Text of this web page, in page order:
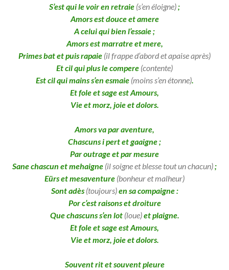
S’est qui le voir en retraie (s’en éloigne);
Amors est douce et amere
A celui qui bien l’essaie ;
Amors est marratre et mere,
Primes bat et puis rapaie (il frappe d’abord et apaise après)
Et cil qui plus le compere (contente)
Est cil qui mains s’en esmaie (moins s’en étonne).
Et fole et sage est Amours,
Vie et morz, joie et dolors.
Amors va par aventure,
Chascuns i pert et gaaigne ;
Par outrage et par mesure
Sane chascun et mehaigne (il soigne et blesse tout un chacun);
Eürs et mesaventure (bonheur et malheur)
Sont adès (toujours)en sa compaigne :
Por c’est raisons et droiture
Que chascuns s’en lot (loue)et plaigne.
Et fole et sage est Amours,
Vie et morz, joie et dolors.
Souvent rit et souvent pleure